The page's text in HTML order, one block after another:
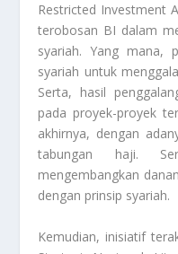
Restricted Investment
terobosan BI dalam
syariah. Yang mana,
syariah untuk
Serta, hasil
pada proyek-proyek
akhirnya, dengan
tabungan haji.
mengembangkan
dengan prinsip syariah.
Kemudian, inisiatif